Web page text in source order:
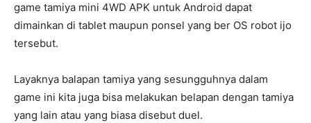
game tamiya mini 4WD APK untuk Android dapat
dimainkan di tablet maupun ponsel yang ber OS robot ijo
tersebut.
Layaknya balapan tamiya yang sesungguhnya dalam
game ini kita juga bisa melakukan belapan dengan tamiya
yang lain atau yang biasa disebut duel.